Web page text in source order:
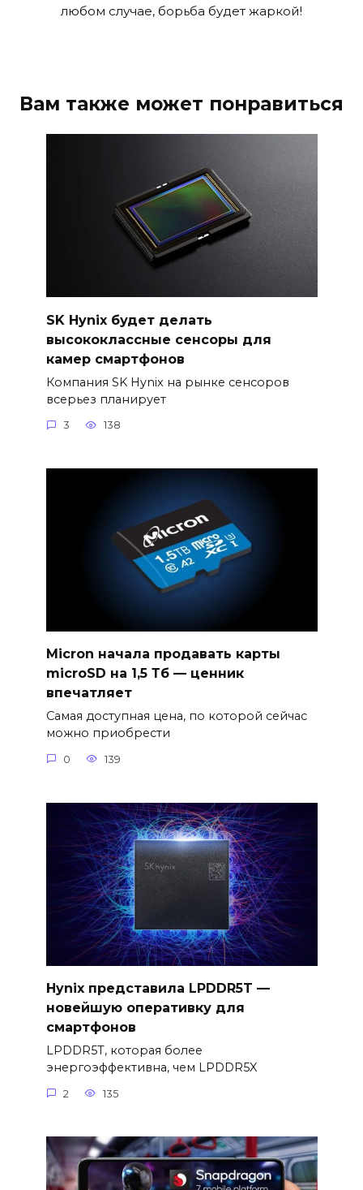
любом случае, борьба будет жаркой!
Вам также может понравиться
SK Hynix будет делать
высококлассные сенсоры для
камер смартфонов
Компания SK Hynix на рынке сенсоров
всерьез планирует
3 138
Micron начала продавать карты
microSD на 1,5 Тб — ценник
впечатляет
Самая доступная цена, по которой сейчас
можно приобрести
0 139
Hynix представила LPDDR5T —
новейшую оперативку для
смартфонов
LPDDR5T, которая более
энергоэффективна, чем LPDDR5X
2 135